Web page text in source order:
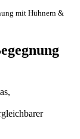
mit Hühnern &